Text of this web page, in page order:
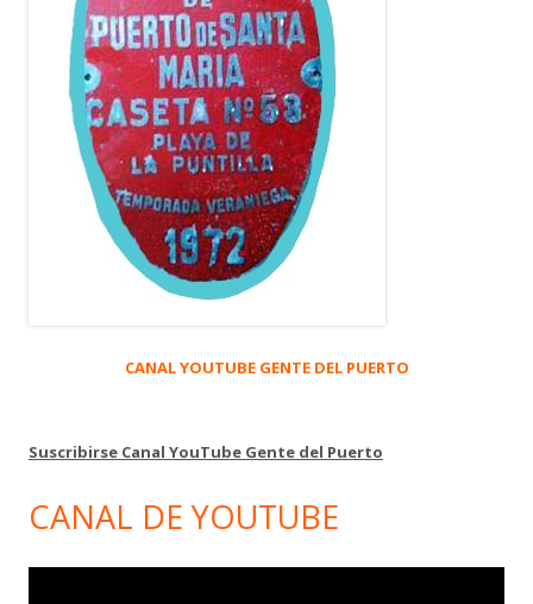
CANAL YOUTUBE GENTE DEL PUERTO
Suscribirse Canal YouTube Gente del Puerto
CANAL DE YOUTUBE